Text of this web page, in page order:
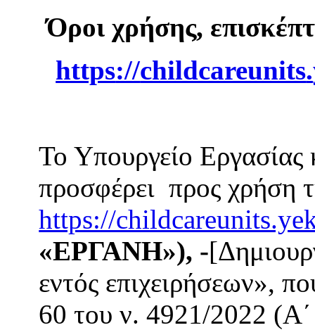
Όροι χρήσης,
https://childcareunits.
Το Υπουργείο
προσφέρει προς χρήση
https://
«ΕΡΓΑΝΗ»), -
εντός επιχειρήσεων»,
60 του ν. 4921/2022